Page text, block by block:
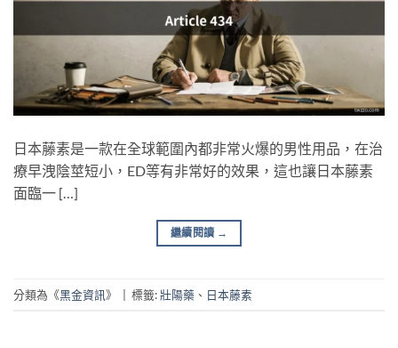
日本藤素是一款在全球範圍內都非常火爆的男性用品，在治
療早洩陰莖短小，ED等有非常好的效果，這也讓日本藤素
面臨一 […]
繼續閱讀 →
分類為《黑金資訊》 | 標籤:壯陽藥 、 日本藤素